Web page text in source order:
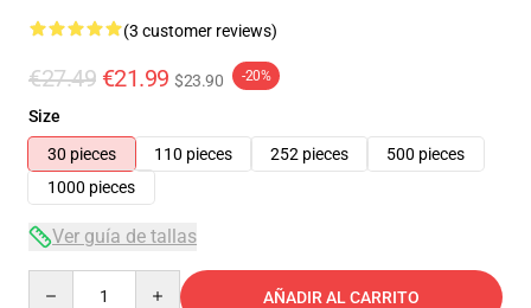
(3 customer reviews)
€27.49 €21.99 $23.90 -20%
Size
30 pieces
110 pieces 252 pieces
500 pieces
1000 pieces
Ver guía de tallas
AÑADIR AL CARRITO